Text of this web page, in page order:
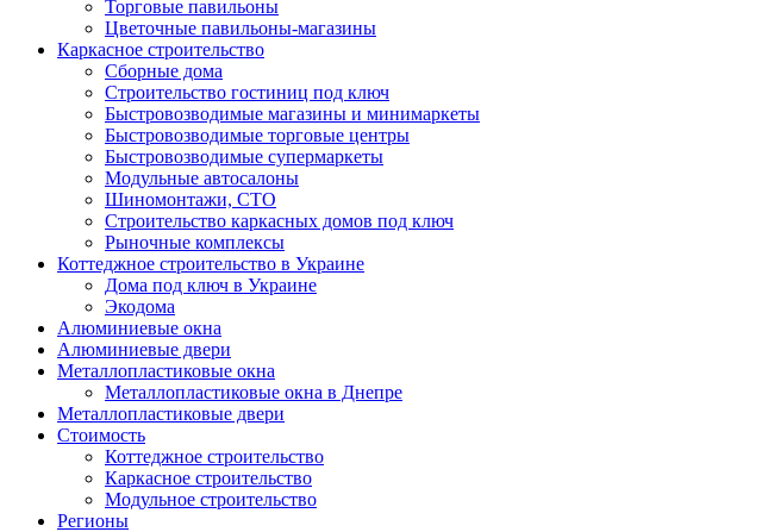
Торговые павильоны
Цветочные павильоны-магазины
Каркасное строительство
Сборные дома
Строительство гостиниц под ключ
Быстровозводимые магазины и минимаркеты
Быстровозводимые торговые центры
Быстровозводимые супермаркеты
Модульные автосалоны
Шиномонтажи, СТО
Строительство каркасных домов под ключ
Рыночные комплексы
Коттеджное строительство в Украине
Дома под ключ в Украине
Экодома
Алюминиевые окна
Алюминиевые двери
Металлопластиковые окна
Металлопластиковые окна в Днепре
Металлопластиковые двери
Стоимость
Коттеджное строительство
Каркасное строительство
Модульное строительство
Регионы